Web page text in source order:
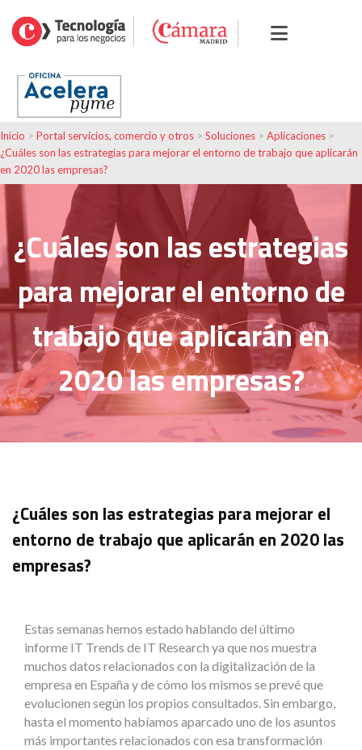
Inicio > Portal servicios, comercio y otros > Soluciones > Aplicaciones >
¿Cuáles son las estrategias para mejorar el entorno de trabajo que aplicarán
en 2020 las empresas?
¿Cuáles son las estrategias
para mejorar el entorno de
trabajo que aplicarán en
2020 las empresas?
¿Cuáles son las estrategias para mejorar el
entorno de trabajo que aplicarán en 2020 las
empresas?
Estas semanas hemos estado hablando del último
informe IT Trends de IT Research ya que nos muestra
muchos datos relacionados con la digitalización de la
empresa en España y de cómo los mismos se prevé que
evolucionen según los propios consultados. Sin embargo,
hasta el momento habíamos aparcado uno de los asuntos
más importantes relacionados con esa transformación